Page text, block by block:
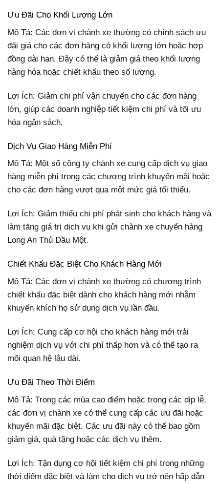
Ưu Đãi Cho Khối Lượng Lớn
Mô Tả: Các đơn vị chành xe thường có chính sách ưu
đãi giá cho các đơn hàng có khối lượng lớn hoặc hợp
đồng dài hạn. Đây có thể là giảm giá theo khối lượng
hàng hóa hoặc chiết khấu theo số lượng.
Lợi Ích: Giảm chi phí vận chuyển cho các đơn hàng
lớn, giúp các doanh nghiệp tiết kiệm chi phí và tối ưu
hóa ngân sách.
Dịch Vụ Giao Hàng Miễn Phí
Mô Tả: Một số công ty chành xe cung cấp dịch vụ giao
hàng miễn phí trong các chương trình khuyến mãi hoặc
cho các đơn hàng vượt qua một mức giá tối thiểu.
Lợi Ích: Giảm thiểu chi phí phát sinh cho khách hàng và
làm tăng giá trị dịch vụ khi gửi chành xe chuyển hàng
Long An Thủ Dầu Một.
Chiết Khấu Đặc Biệt Cho Khách Hàng Mới
Mô Tả: Các đơn vị chành xe thường có chương trình
chiết khấu đặc biệt dành cho khách hàng mới nhằm
khuyến khích họ sử dụng dịch vụ lần đầu.
Lợi Ích: Cung cấp cơ hội cho khách hàng mới trải
nghiệm dịch vụ với chi phí thấp hơn và có thể tạo ra
mối quan hệ lâu dài.
Ưu Đãi Theo Thời Điểm
Mô Tả: Trong các mùa cao điểm hoặc trong các dịp lễ,
các đơn vị chành xe có thể cung cấp các ưu đãi hoặc
khuyến mãi đặc biệt. Các ưu đãi này có thể bao gồm
giảm giá, quà tặng hoặc các dịch vụ thêm.
Lợi Ích: Tận dụng cơ hội tiết kiệm chi phí trong những
thời điểm đặc biệt và làm cho dịch vụ trở nên hấp dẫn